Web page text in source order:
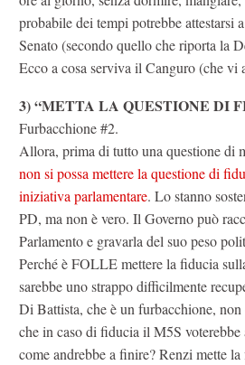
probabile dei tempi potrebbe attestarsi
Senato (secondo quello che riporta la
Ecco a cosa serviva il Canguro (che vi
3) “METTA LA QUESTIONE DI
Furbacchione #2.
Allora, prima di tutto una questione di
non si possa mettere la questione di
iniziativa parlamentare. Lo stanno
PD, ma non è vero. Il Governo può
Parlamento e gravarla del suo peso
Perché è FOLLE mettere la fiducia
sarebbe uno strappo difficilmente
Di Battista, che è un furbacchione, non
che in caso di fiducia il M5S voterebbe
come andrebbe a finire? Renzi mette